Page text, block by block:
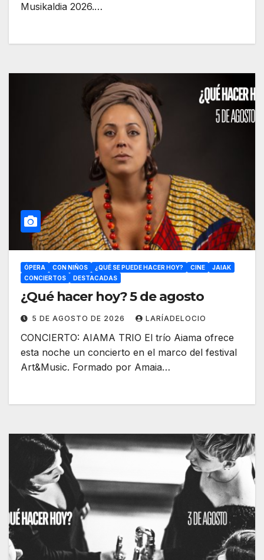
Musikaldia 2026.…
ÓPERA CON NIÑOS ¿QUÉ SE PUEDE HACER HOY? CINE
JAIAK
CONCIERTOS
DESTACADAS
¿Qué hacer hoy? 5 de agosto
5 DE AGOSTO DE 2026 LARÍADELOCIO
CONCIERTO: AIAMA TRIO El trío Aiama ofrece
esta noche un concierto en el marco del festival
Art&Music. Formado por Amaia…